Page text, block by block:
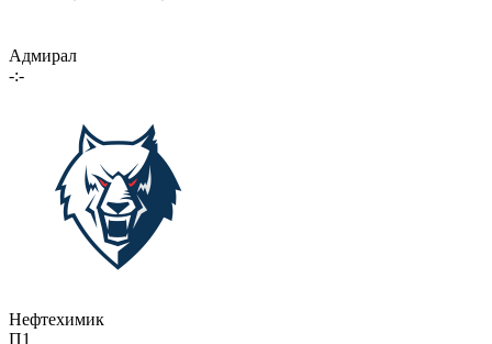
Адмирал
-:-
Нефтехимик
П1